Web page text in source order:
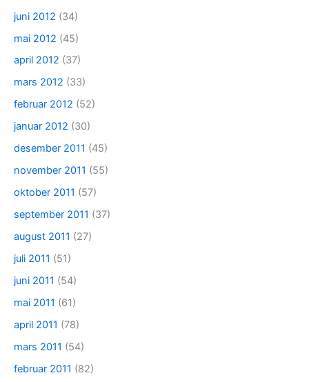
juni 2012 (34)
mai 2012 (45)
april 2012 (37)
mars 2012 (33)
februar 2012 (52)
januar 2012 (30)
desember 2011 (45)
november 2011 (55)
oktober 2011 (57)
september 2011 (37)
august 2011 (27)
juli 2011 (51)
juni 2011 (54)
mai 2011 (61)
april 2011 (78)
mars 2011 (54)
februar 2011 (82)